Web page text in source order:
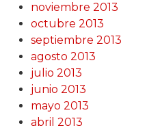
noviembre 2013
octubre 2013
septiembre 2013
agosto 2013
julio 2013
junio 2013
mayo 2013
abril 2013